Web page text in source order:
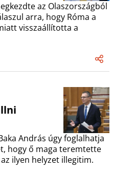
az Olaszországból
arra, hogy Róma a
visszaállította a
András úgy foglalhatja
hogy ő maga teremtette
ilyen helyzet illegitim.